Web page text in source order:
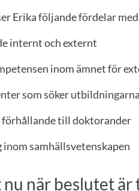
Erika följande fördelar
internt och externt
inom ämnet för
som söker utbildningarna
till doktorander
samhällsvetenskapen
när beslutet är